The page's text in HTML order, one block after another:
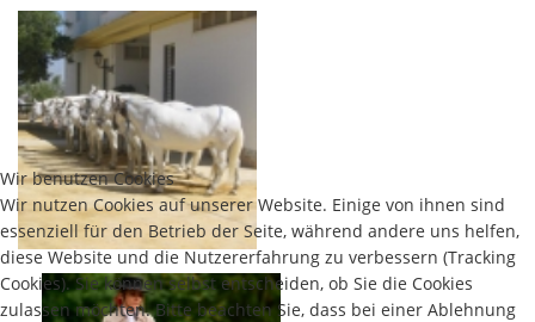
Wir benutzen Cookies
Wir nutzen Cookies auf unserer Website. Einige von ihnen sind
essenziell für den Betrieb der Seite, während andere uns helfen,
diese Website und die Nutzererfahrung zu verbessern (Tracking
Cookies). Sie können selbst entscheiden, ob Sie die Cookies
zulassen möchten. Bitte beachten Sie, dass bei einer Ablehnung